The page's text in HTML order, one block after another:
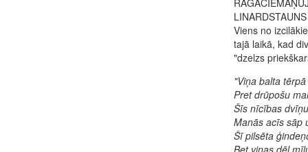
Viens no
tajā laikā, kad
"dzelzs
"Viņa balta
Pret drūpošu
Šīs nīcības
Manās acīs sāp
Šī pilsēta
Bet viņas dēļ